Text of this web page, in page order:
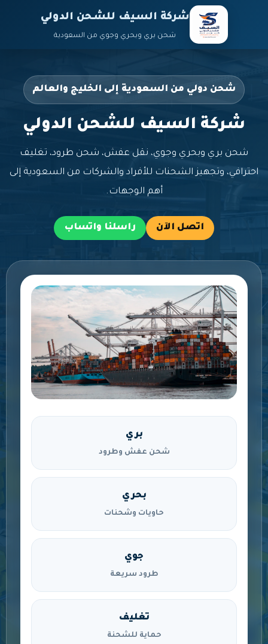
شركة السيف للشحن الدولي
شحن بري وبحري وجوي من السعودية
شحن دولي من السعودية إلى الخليج والعالم
شركة السيف للشحن الدولي
شحن بري وبحري وجوي، نقل عفش، شحن طرود، تغليف
احترافي، وتجهيز الشحنات للأفراد والشركات من السعودية إلى
أهم الوجهات.
اتصل الآن راسلنا واتساب
بري
شحن عفش وطرود
بحري
حاويات وشحنات
جوي
طرود سريعة
تغليف
حماية للشحنة